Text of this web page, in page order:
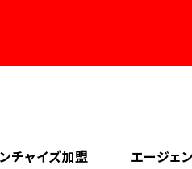
チャイズ加盟 エージェ